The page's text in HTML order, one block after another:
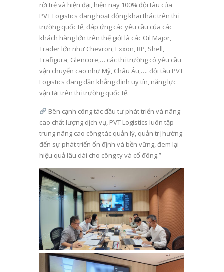
rời trẻ và hiện đại, hiện nay 100% đội tàu của
PVT Logistics đang hoạt động khai thác trên thị
trường quốc tế, đáp ứng các yêu cầu của các
khách hàng lớn trên thế giới là các Oil Major,
Trader lớn như Chevron, Exxon, BP, Shell,
Trafigura, Glencore,… các thị trường có yêu cầu
vận chuyển cao như Mỹ, Châu Âu,…. đội tàu PVT
Logistics đang dần khẳng định uy tín, năng lực
vận tải trên thị trường quốc tế.
Bên cạnh công tác đầu tư phát triển và nâng
cao chất lượng dịch vụ, PVT Logistics luôn tập
trung nâng cao công tác quản lý, quản trị hướng
đến sự phát triển ổn định và bền vững, đem lại
hiệu quả lâu dài cho công ty và cổ đông.”